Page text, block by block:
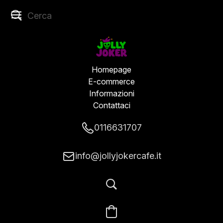
Homepage
E-commerce
Informazioni
Contattaci
0116631707
info@jollyjokercafe.it